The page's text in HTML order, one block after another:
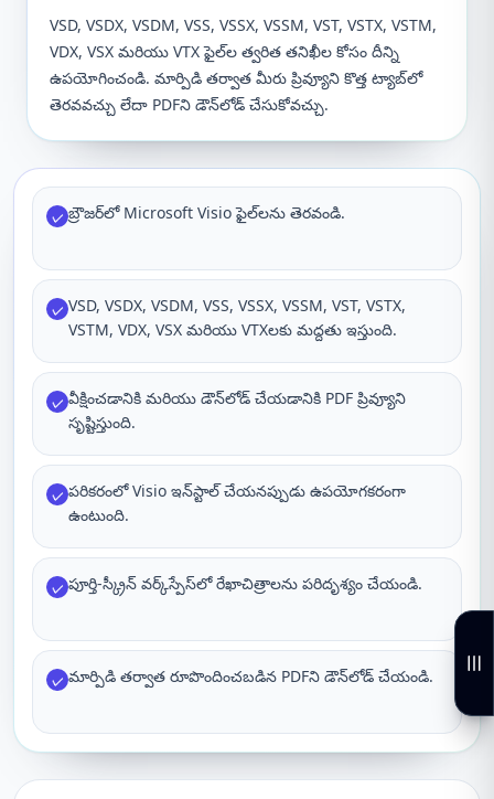
VSD, VSDX, VSDM, VSS, VSSX, VSSM, VST, VSTX, VSTM,
VDX, VSX మరియు VTX ఫైల్‌ల త్వరిత తనిఖీల కోసం దీన్ని
ఉపయోగించండి. మార్పిడి తర్వాత మీరు ప్రివ్యూని కొత్త ట్యాబ్‌లో
తెరవవచ్చు లేదా PDFని డౌన్‌లోడ్ చేసుకోవచ్చు.
✓ బ్రౌజర్‌లో Microsoft Visio ఫైల్‌లను తెరవండి.
✓ VSD, VSDX, VSDM, VSS, VSSX, VSSM, VST, VSTX,
VSTM, VDX, VSX మరియు VTXలకు మద్దతు ఇస్తుంది.
✓ వీక్షించడానికి మరియు డౌన్‌లోడ్ చేయడానికి PDF ప్రివ్యూని
సృష్టిస్తుంది.
✓ పరికరంలో Visio ఇన్‌స్టాల్ చేయనప్పుడు ఉపయోగకరంగా
ఉంటుంది.
✓ పూర్తి-స్క్రీన్ వర్క్‌స్పేస్‌లో రేఖాచిత్రాలను పరిదృశ్యం చేయండి.
✓ మార్పిడి తర్వాత రూపొందించబడిన PDFని డౌన్‌లోడ్ చేయండి.